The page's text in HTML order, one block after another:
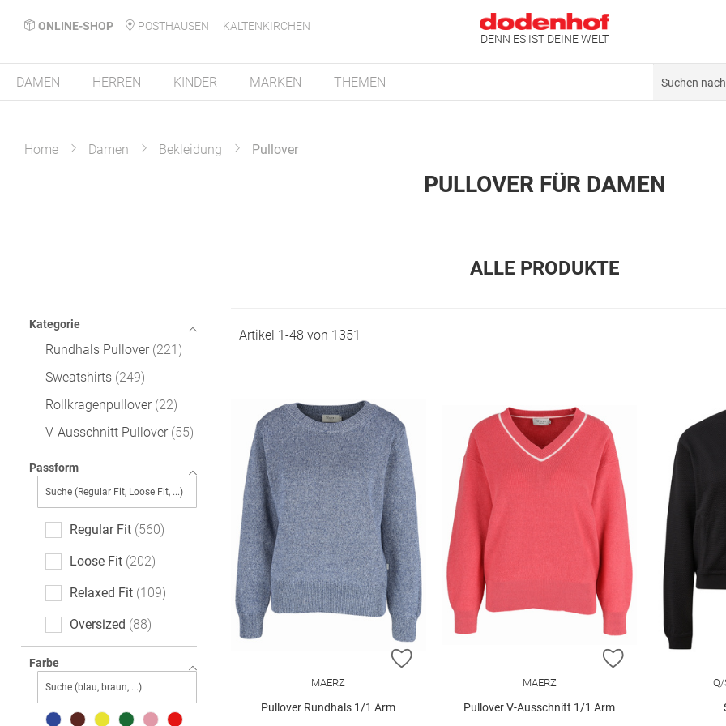
ONLINE-SHOP POSTHAUSEN
KALTENKIRCHEN
DENN ES IST DEINE WELT
DAMEN HERREN KINDER MARKEN THEMEN
Home Damen Bekleidung Pullover
PULLOVER FÜR DAMEN
ALLE PRODUKTE
Kategorie
Rundhals Pullover 221
Sweatshirts 249
Rollkragenpullover 22
V-Ausschnitt Pullover 55
Passform
Regular Fit 560
Loose Fit 202
Relaxed Fit 109
Oversized 88
Feminine Fit
Casual Fit 36
Farbe
Artikel 1-48 von 1351
ZUR WUNSCHLISTE HINZUFÜGEN
MAERZ
Pullover Rundhals 1/1 Arm
ZUR
MAERZ
Pullover V-Ausschnitt 1/1 Arm
Q/